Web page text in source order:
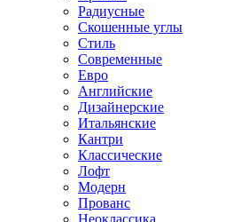
Радиусные
Скошенные углы
Стиль
Современные
Евро
Английские
Дизайнерские
Итальянские
Кантри
Классические
Лофт
Модерн
Прованс
Неоклассика